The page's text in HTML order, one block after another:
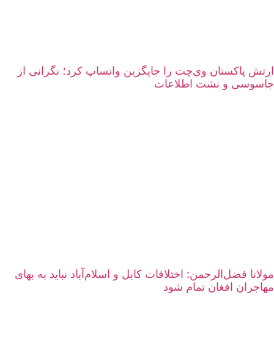
ارتش پاکستان وی‌چت را جایگزین واتساپ کرد؛ نگرانی از
جاسوسی و نشت اطلاعات
مولانا فضل‌الرحمن: اختلافات کابل و اسلام‌آباد نباید به بهای
مهاجران افغان تمام شود